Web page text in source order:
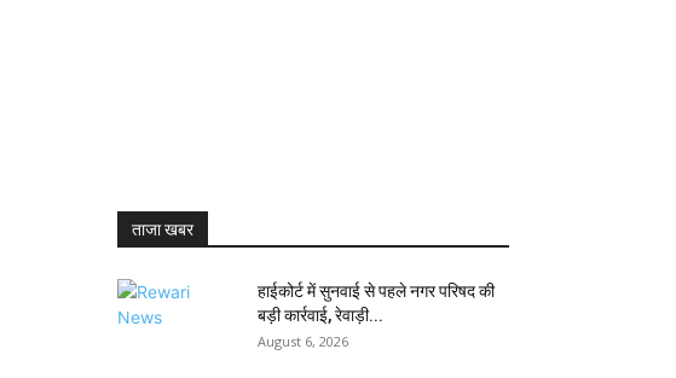
ताजा खबर
हाईकोर्ट में सुनवाई से पहले नगर परिषद की
बड़ी कार्रवाई, रेवाड़ी...
August 6, 2026